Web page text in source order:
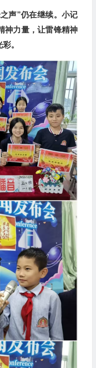
声”仍在继续。小记
神力量，让雷锋精神
。